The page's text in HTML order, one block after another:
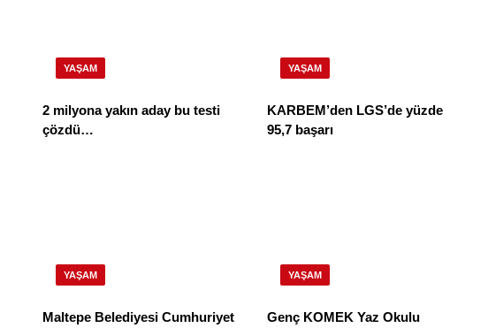
YAŞAM
2 milyona yakın aday bu testi
çözdü…
YAŞAM
KARBEM’den LGS’de yüzde
95,7 başarı
YAŞAM
Maltepe Belediyesi Cumhuriyet
YAŞAM
Genç KOMEK Yaz Okulu